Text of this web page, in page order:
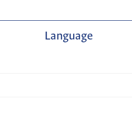
Language